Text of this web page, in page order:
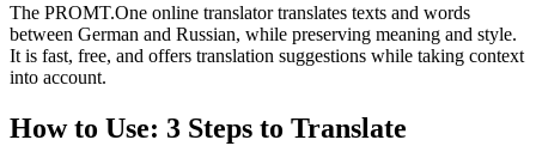
The PROMT.One online translator translates texts and words
between German and Russian, while preserving meaning and style.
It is fast, free, and offers translation suggestions while taking context
into account.
How to Use: 3 Steps to Translate